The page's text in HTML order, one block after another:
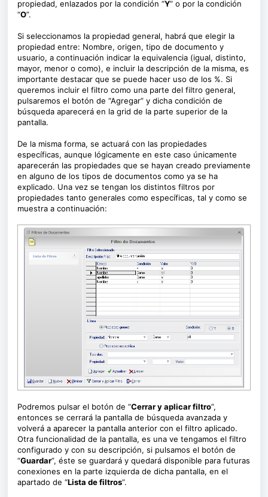
propiedad, enlazados por la condición “Y” o por la condición
“O”.
Si seleccionamos la propiedad general, habrá que elegir la
propiedad entre: Nombre, origen, tipo de documento y
usuario, a continuación indicar la equivalencia (igual, distinto,
mayor, menor o como), e incluir la descripción de la misma, es
importante destacar que se puede hacer uso de los %. Si
queremos incluir el filtro como una parte del filtro general,
pulsaremos el botón de “Agregar” y dicha condición de
búsqueda aparecerá en la grid de la parte superior de la
pantalla.
De la misma forma, se actuará con las propiedades
específicas, aunque lógicamente en este caso únicamente
aparecerán las propiedades que se hayan creado previamente
en alguno de los tipos de documentos como ya se ha
explicado. Una vez se tengan los distintos filtros por
propiedades tanto generales como específicas, tal y como se
muestra a continuación:
Podremos pulsar el botón de “Cerrar y aplicar filtro”,
entonces se cerrará la pantalla de búsqueda avanzada y
volverá a aparecer la pantalla anterior con el filtro aplicado.
Otra funcionalidad de la pantalla, es una ve tengamos el filtro
configurado y con su descripción, si pulsamos el botón de
“Guardar”, éste se guardará y quedará disponible para futuras
conexiones en la parte izquierda de dicha pantalla, en el
apartado de “Lista de filtros”.